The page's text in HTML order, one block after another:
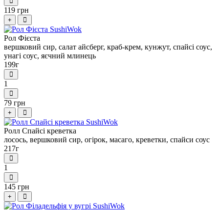
119 грн
+
Рол Фієста
вершковий сир, салат айсберг, краб-крем, кунжут, спайсі соус,
унагі соус, яєчний млинець
199г
1
79 грн
+
Ролл Спайсі креветка
лосось, вершковий сир, огірок, масаго, креветки, спайси соус
217г
1
145 грн
+